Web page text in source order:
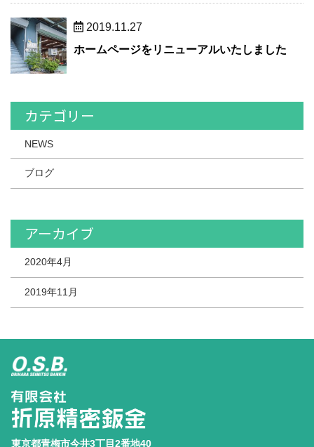
2019.11.27
ホームページをリニューアルいたしました
カテゴリー
NEWS
ブログ
アーカイブ
2020年4月
2019年11月
東京都青梅市今井3丁目2番地40